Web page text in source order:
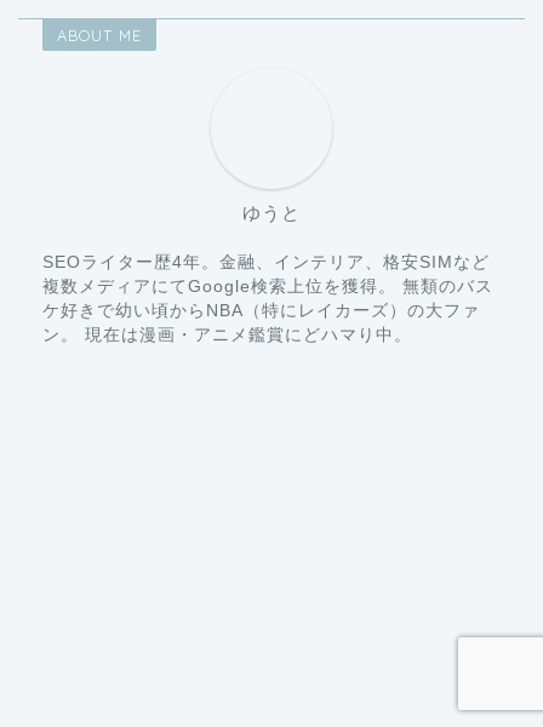
ABOUT ME
ゆうと
SEOライター歴4年。金融、インテリア、格安SIMなど
複数メディアにてGoogle検索上位を獲得。 無類のバス
ケ好きで幼い頃からNBA（特にレイカーズ）の大ファ
ン。 現在は漫画・アニメ鑑賞にどハマり中。